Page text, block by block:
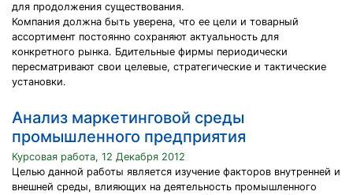
для продолжения существования.
Компания должна быть уверена, что ее цели и товарный
ассортимент постоянно сохраняют актуальность для
конкретного рынка. Бдительные фирмы периодически
пересматривают свои целевые, стратегические и тактические
установки.
Анализ маркетинговой среды
промышленного предприятия
Курсовая работа, 12 Декабря 2012
Целью данной работы является изучение факторов внутренней и
внешней среды, влияющих на деятельность промышленного